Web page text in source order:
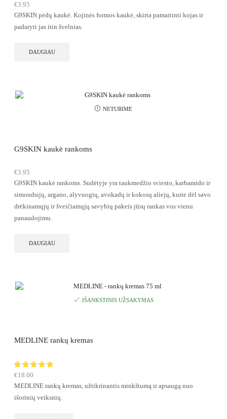
€3.95
G9SKIN pėdų kaukė. Kojinės formos kaukė, skirta pamaitinti kojas ir
padaryti jas itin švelnias.
DAUGIAU
NETURIME
G9SKIN kaukė rankoms
€3.95
G9SKIN kaukė rankoms. Sudėtyje yra taukmedžio sviesto, karbamido ir
simondsijų, argano, alyvuogių, avokadų ir kokosų aliejų, kurie dėl savo
drėkinamųjų ir šveičiamųjų savybių pakeis jūsų rankas vos vienu
panaudojimu.
DAUGIAU
IŠANKSTINIS UŽSAKYMAS
MEDLINE rankų kremas
€18.00
MEDLINE rankų kremas, užtikrinantis minkštumą ir apsaugą nuo
išorinių veiksnių.